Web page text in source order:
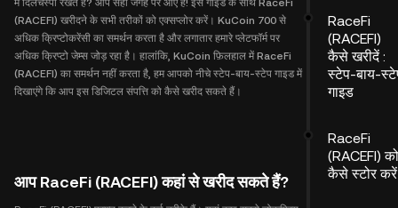
में दिलचस्पी रखते हैं? आप सही जगह पर आए है! इस गाइड के साथ RaceFi
(RACEFI) खरीदने के सभी तरीकों को एक्सप्लोर करें। KuCoin 700 से
अधिक क्रिप्टोकरेंसी का समर्थन करता है और लगातार हमारे प्लेटफॉर्म पर
अधिक क्रिप्टो जेम्स जोड़ रहा है। हालांकि, KuCoin फ़िलहाल में RaceFi
(RACEFI) का समर्थन नहीं करता है, हम आपको नीचे स्टेप-बाय-स्टेप गाइड में
दिखाएंगे कि आप इस डिजिटल संपत्ति को कैसे खरीद सकते हैं।
आप RaceFi (RACEFI) कहां से खरीद सकते हैं?
RaceFi
(RACEFI)
कैसे खरीदें :
स्टेप-बाय-
गाइड
RaceFi
(RACEFI) को
कैसे स्टोर करें